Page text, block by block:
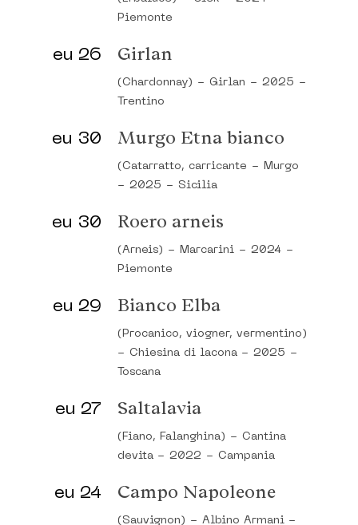
Piemonte
eu 26 Girlan
(Chardonnay) - Girlan - 2025
-
Trentino
eu 30 Murgo Etna bianco
(Catarratto, carricante -
Murgo
- 2025 - Sicilia
eu 30 Roero arneis
(Arneis) - Marcarini - 2024 -
Piemonte
eu 29 Bianco Elba
(Procanico, viogner, vermentino)
-
Chiesina di lacona - 2025
-
Toscana
eu 27 Saltalavia
(Fiano, Falanghina) -
Cantina
devita - 2022 - Campania
eu 24 Campo Napoleone
(Sauvignon) - Albino Armani -